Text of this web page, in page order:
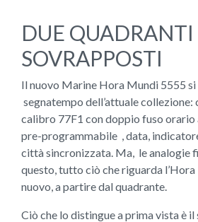
DUE QUADRANTI
SOVRAPPOSTI
Il nuovo Marine Hora Mundi 5555 si
segnatempo dell’attuale collezione:
calibro 77F1 con doppio fuso orario
pre-programmabile , data,
città sincronizzata. Ma, le analogie
questo, tutto ciò che riguarda
nuovo, a partire dal quadrante.
Ciò che lo distingue a prima vista è